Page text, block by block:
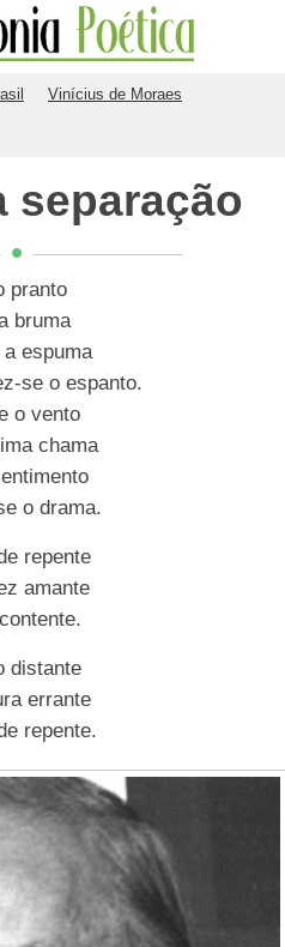
Vinícius de Moraes
separação
pranto
bruma
espuma
se o espanto.
o vento
chama
o drama.
repente
amante
distante
errante
repente.